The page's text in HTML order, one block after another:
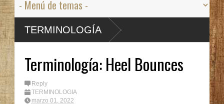
TERMINOLOGÍA
Terminolog
ía: Lock
Terminología: Heel Bounces
Reply
TERMINOLOGIA
marzo 01, 2022